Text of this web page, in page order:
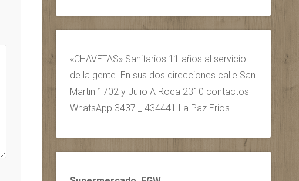
«CHAVETAS» Sanitarios 11 años al servicio
de la gente. En sus dos direcciones calle San
Martin 1702 y Julio A Roca 2310 contactos
WhatsApp 3437 _ 434441 La Paz Erios